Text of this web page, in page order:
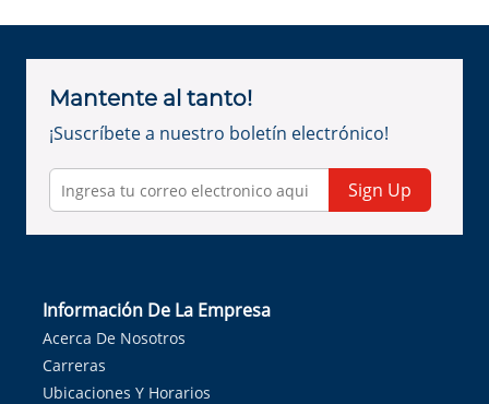
Mantente al tanto!
¡Suscríbete a nuestro boletín electrónico!
Sign Up
Información De La Empresa
Acerca De Nosotros
Carreras
Ubicaciones Y Horarios